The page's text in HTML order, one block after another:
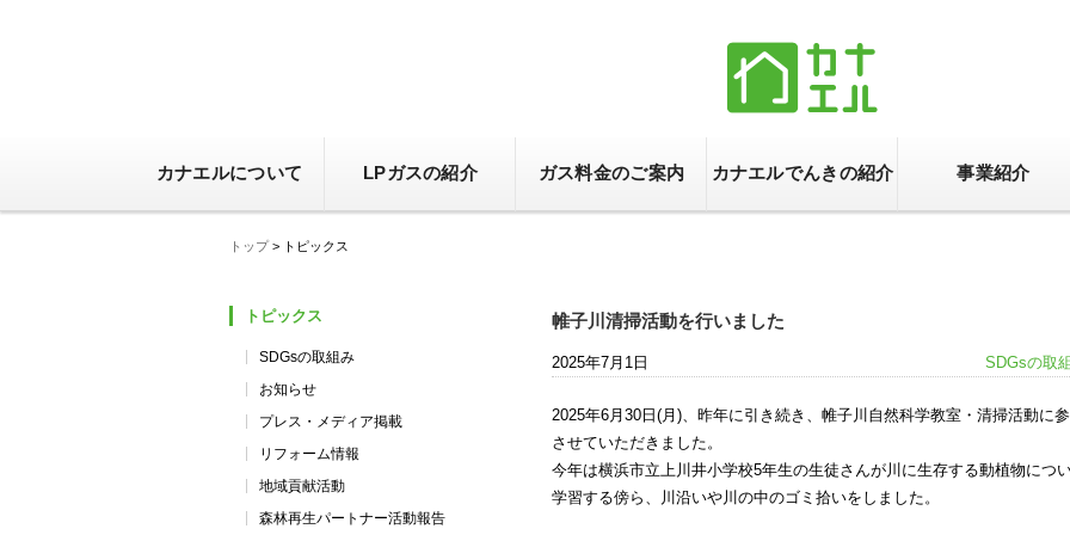
カナエルについて LPガスの紹介 ガス料金のご案内 カナエルでんきの紹介 事業紹介
トップ> トピックス
トピックス
SDGsの取組み
お知らせ
プレス・メディア掲載
リフォーム情報
地域貢献活動
森林再生パートナー活動報告
帷子川清掃活動を行いました
2025年7月1日 SDGsの取
2025年6月30日(月)、昨年に引き続き、帷子川自然科学教室・清掃活動に
させていただきました。
今年は横浜市立上川井小学校5年生の生徒さんが川に生存する動植物につ
学習する傍ら、川沿いや川の中のゴミ拾いをしました。